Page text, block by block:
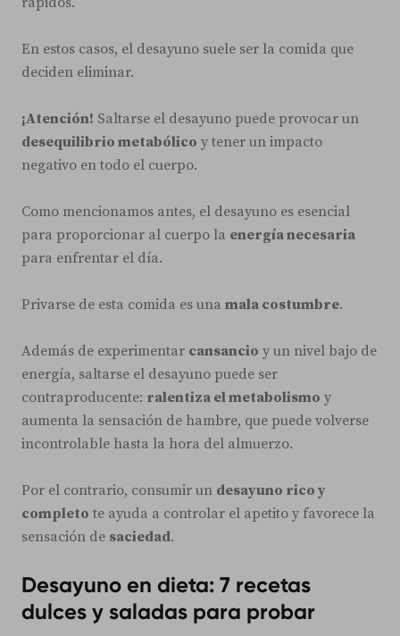
En estos casos, el desayuno suele ser la comida que
deciden eliminar.
¡Atención! Saltarse el desayuno puede provocar un
desequilibrio metabólico y tener un impacto
negativo en todo el cuerpo.
Como mencionamos antes, el desayuno es esencial
para proporcionar al cuerpo la energía necesaria
para enfrentar el día.
Privarse de esta comida es una mala costumbre.
Además de experimentar cansancio y un nivel bajo de
energía, saltarse el desayuno puede ser
contraproducente: ralentiza el metabolismo y
aumenta la sensación de hambre, que puede volverse
incontrolable hasta la hora del almuerzo.
Por el contrario, consumir un desayuno rico y
completo te ayuda a controlar el apetito y favorece la
sensación de saciedad.
Desayuno en dieta: 7 recetas
dulces y saladas para probar